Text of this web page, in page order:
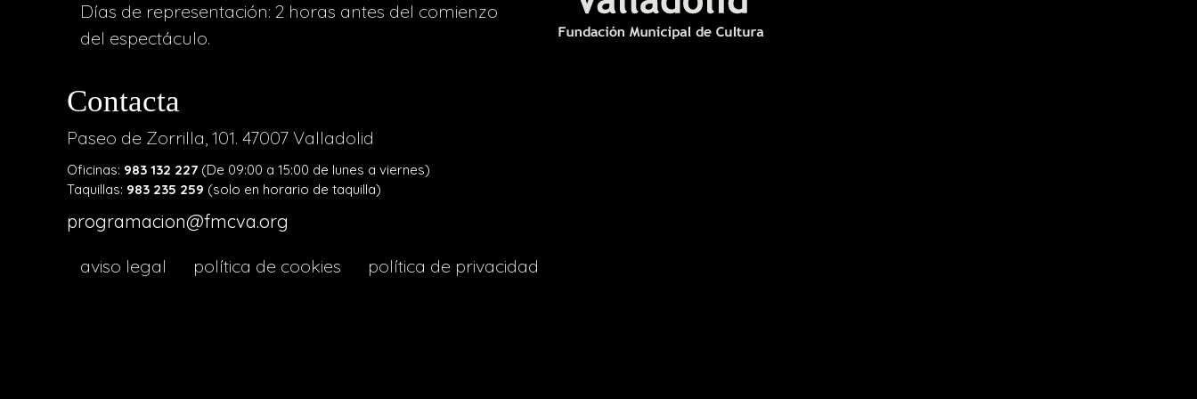
Días de representación: 2 horas antes del comienzo
del espectáculo.
Contacta
Paseo de Zorrilla, 101. 47007 Valladolid
Oficinas: 983 132 227 (De 09:00 a 15:00 de lunes a viernes)
Taquillas: 983 235 259 (solo en horario de taquilla)
programacion@fmcva.org
menuaviso legal política de cookies política de privacidad